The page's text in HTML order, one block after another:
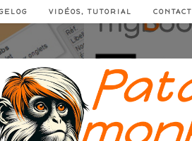
VIDÉOS, TUTORIAL CONTACT